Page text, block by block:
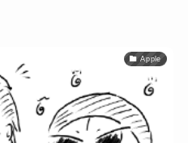
Apple